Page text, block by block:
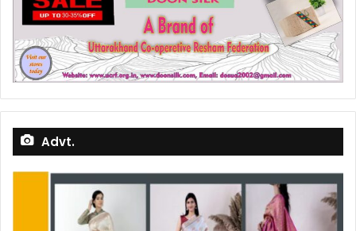
Advt.